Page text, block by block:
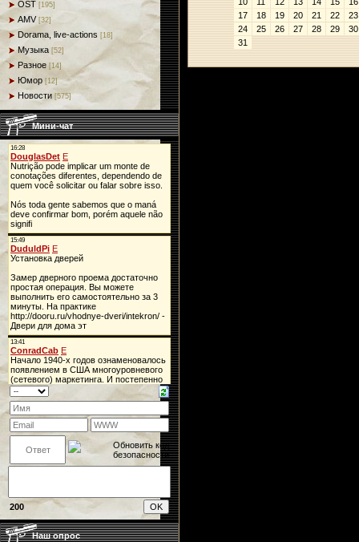
OST [195]
AMV [32]
Dorama, live-actions [18]
Музыка [52]
Разное [14]
Юмор [12]
Новости [575]
Мини-чат
200
Наш опрос
17
18 19 20 21 22
23
24
25 26 27 28 29
30
31